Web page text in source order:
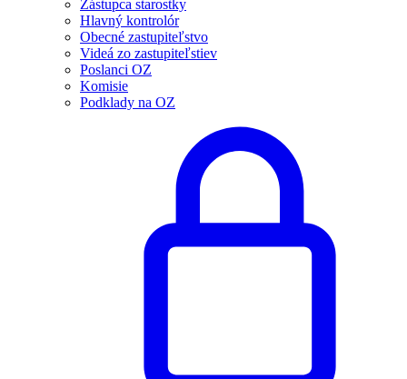
Zástupca starostky
Hlavný kontrolór
Obecné zastupiteľstvo
Videá zo zastupiteľstiev
Poslanci OZ
Komisie
Podklady na OZ